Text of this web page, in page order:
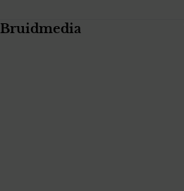
Bruidmedia